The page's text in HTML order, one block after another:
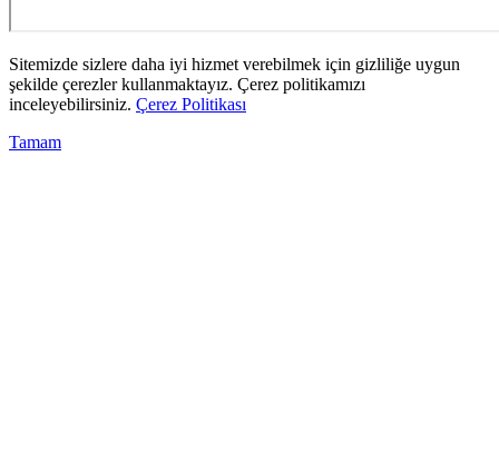
Sitemizde sizlere daha iyi hizmet verebilmek için gizliliğe uygun
şekilde çerezler kullanmaktayız. Çerez politikamızı
inceleyebilirsiniz. Çerez Politikası
Tamam